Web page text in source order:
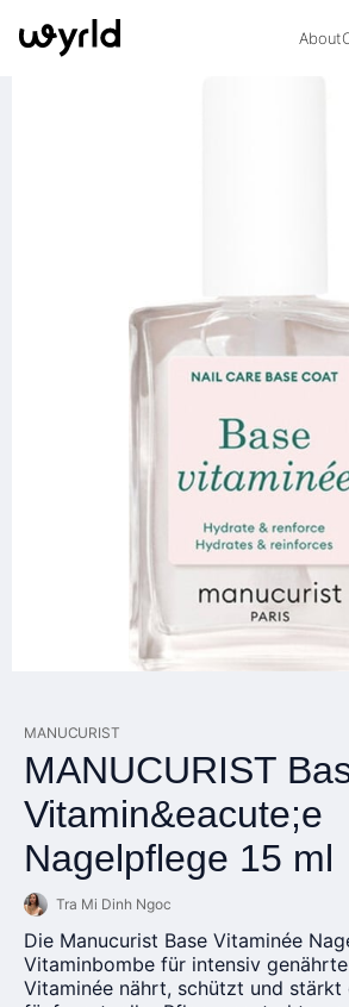
About
MANUCURIST
MANUCURIST
Vitamin&eacute;e
Nagelpflege 15 ml
Tra Mi Dinh Ngoc
Die Manucurist Base Vitaminée
Vitaminbombe für intensiv
Vitaminée nährt, schützt und stärkt